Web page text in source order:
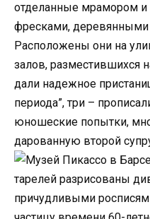
отделанные мрамором
фресками,
Расположены они на
залов, разместившихся
дали надежное
периода”, три –
юношеские попытки,
дарованную второй
тарелей разрисованы
причудливыми